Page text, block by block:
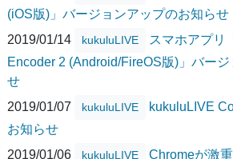
(iOS版)」バージョンアップのお知らせ
2019/01/14
kukuluLIVE
スマホアプリ
Encoder 2 (Android/FireOS版)」バー
せ
2019/01/07
kukuluLIVE
kukuluLIVE
お知らせ
2019/01/06
kukuluLIVE
Chromeが激